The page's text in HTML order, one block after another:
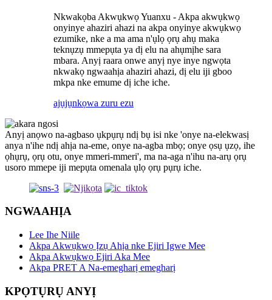
Nkwakọba Akwụkwọ Yuanxu - Akpa akwụkwọ
onyinye ahaziri ahazi na akpa onyinye akwụkwọ
ezumike, nke a ma ama n'ụlọ ọrụ ahụ maka
teknụzụ mmepụta ya dị elu na ahụmịhe sara
mbara. Anyị raara onwe anyị nye inye ngwọta
nkwakọ ngwaahịa ahaziri ahazi, dị elu iji gboo
mkpa nke emume dị iche iche.
ajụjụnkọwa zuru ezu
Anyị anọwo na-agbaso ụkpụrụ ndị bụ isi nke 'onye na-elekwasị
anya n'ihe ndị ahịa na-eme, onye na-agba mbọ; onye ọsụ ụzọ, ihe
ọhụrụ, ọrụ otu, onye mmeri-mmeri', ma na-aga n'ihu na-arụ ọrụ
usoro mmepe iji mepụta omenala ụlọ ọrụ pụrụ iche.
NGWAAHỊA
Lee Ihe Niile
Akpa Akwụkwọ Ịzụ Ahịa nke Ejiri Igwe Mee
Akpa Akwụkwọ Ejiri Aka Mee
Akpa PRET A Na-emegharị emegharị
KPỌTỤRỤ ANYỊ